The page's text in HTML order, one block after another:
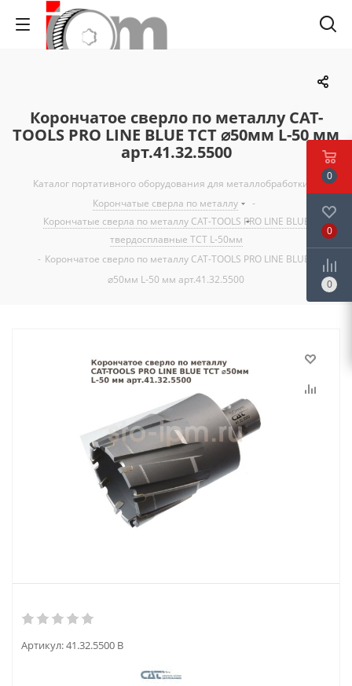
Корончатое сверло по металлу CAT-
TOOLS PRO LINE BLUE TCT ⌀50мм L-50 мм
арт.41.32.5500
Каталог портативного оборудования для металлобработки
Корончатые сверла по металлу
-
Корончатые сверла по металлу CAT-TOOLS PRO LINE BLUE
твердосплавные TCT L-50мм
- Корончатое сверло по металлу CAT-TOOLS PRO LINE BLUE TCT
⌀50мм L-50 мм арт.41.32.5500
Артикул:41.32.5500 B
0
0
0